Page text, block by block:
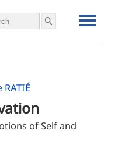
RATIÉ
of Self and